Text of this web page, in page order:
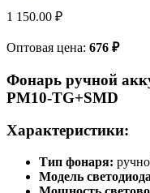
1 150.00 ₽
Оптовая цена: 676 ₽
Фонарь ручной
PM10-TG+SMD
Характеристики:
Тип фонаря:
Модель